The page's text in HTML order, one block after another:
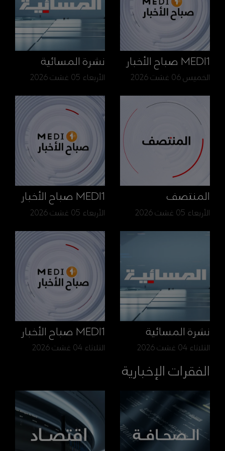
MEDI1 صباح الأخبار
الخميس 06 غشت 2026
نشرة المسائية
الأربعاء 05 غشت 2026
المنتصف
الأربعاء 05 غشت 2026
MEDI1 صباح الأخبار
الأربعاء 05 غشت 2026
نشرة المسائية
الثلاثاء 04 غشت 2026
MEDI1 صباح الأخبار
الثلاثاء 04 غشت 2026
الفقرات الإخبارية